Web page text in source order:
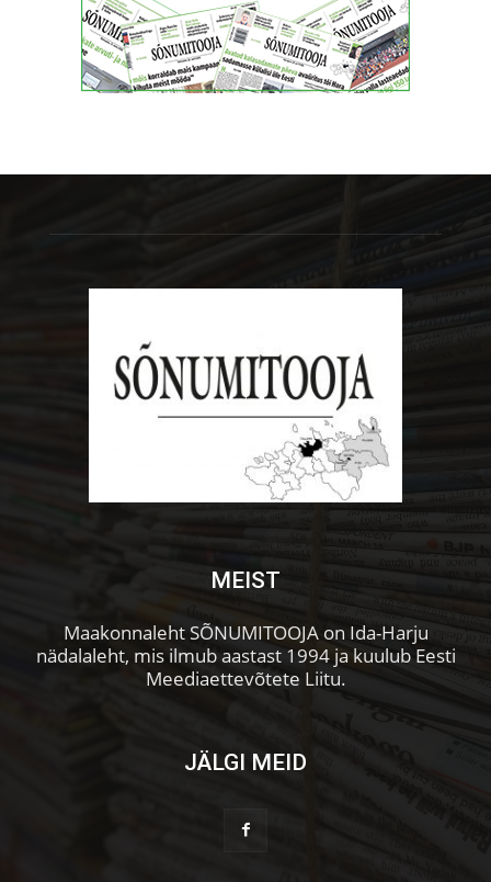
MEIST
Maakonnaleht SÕNUMITOOJA on Ida-Harju
nädalaleht, mis ilmub aastast 1994 ja kuulub Eesti
Meediaettevõtete Liitu.
JÄLGI MEID